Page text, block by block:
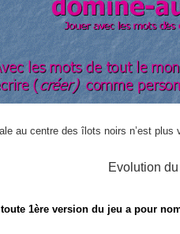
au centre des îlots noirs n’est
Evolution
toute 1ère version du jeu a pour